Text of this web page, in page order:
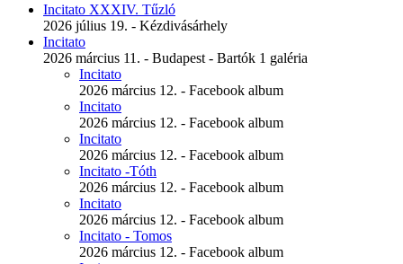
Incitato XXXIV. Tűzló
2026 július 19. - Kézdivásárhely
Incitato
2026 március 11. - Budapest - Bartók 1 galéria
Incitato
2026 március 12. - Facebook album
Incitato
2026 március 12. - Facebook album
Incitato
2026 március 12. - Facebook album
Incitato -Tóth
2026 március 12. - Facebook album
Incitato
2026 március 12. - Facebook album
Incitato - Tomos
2026 március 12. - Facebook album